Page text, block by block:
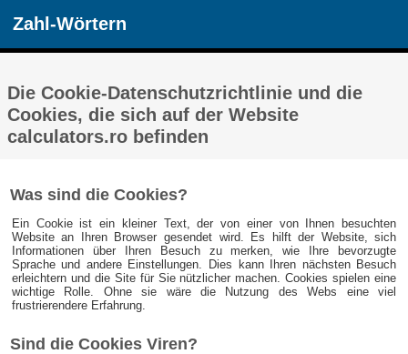
Zahl-Wörtern
Die Cookie-Datenschutzrichtlinie und die
Cookies, die sich auf der Website
calculators.ro befinden
Was sind die Cookies?
Ein Cookie ist ein kleiner Text, der von einer von Ihnen besuchten
Website an Ihren Browser gesendet wird. Es hilft der Website, sich
Informationen über Ihren Besuch zu merken, wie Ihre bevorzugte
Sprache und andere Einstellungen. Dies kann Ihren nächsten Besuch
erleichtern und die Site für Sie nützlicher machen. Cookies spielen eine
wichtige Rolle. Ohne sie wäre die Nutzung des Webs eine viel
frustrierendere Erfahrung.
Sind die Cookies Viren?